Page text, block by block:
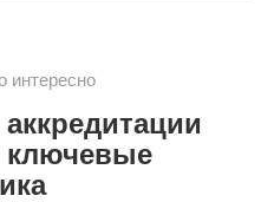
интересно
ключевые